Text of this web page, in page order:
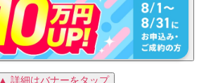
▲ 詳細はバナーをタップ